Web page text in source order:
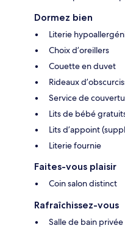
Dormez bien
Literie
Choix d’oreillers
Couette en duvet
Rideaux
Service de
Lits de bébé
Lits d’appoint
Literie fournie
Faites-vous plaisir
Coin salon distinct
Rafraîchissez-vous
Salle de bain privée